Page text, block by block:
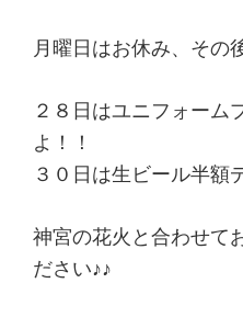
月曜日はお休み、その
２８日はユニフォーム
よ！！
３０日は生ビール半額
神宮の花火と合わせて
ださい♪♪